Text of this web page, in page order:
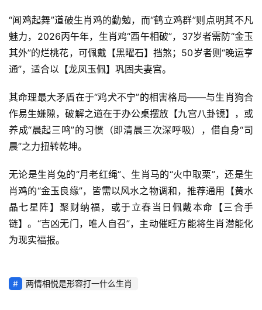
“闻鸡起舞”道破生肖鸡的勤勉，而“鹤立鸡群”则点明其不凡
魅力，2026丙午年，生肖鸡“酉午相破”，37岁者需防“金玉
其外”的烂桃花，可佩戴【黑曜石】挡煞；50岁者则“晚运亨
通”，适合以【龙凤玉佩】巩固夫妻宫。
其命理最大矛盾在于“鸡犬不宁”的相害格局——与生肖狗合
作易生嫌隙，破解之道在于办公桌摆放【九宫八卦镜】，或
养成“晨起三鸣”的习惯（即清晨三次深呼吸），借自身“司
晨”之力扭转乾坤。
无论是生肖兔的“月老红绳”、生肖马的“火中取栗”，还是生
肖鸡的“金玉良缘”，皆需以风水之物调和，推荐通用【黄水
晶七星阵】聚财纳福，或于立春当日佩戴本命【三合手
链】。“吉凶无门，唯人自召”，主动催旺方能将生肖潜能化
为现实福报。
两情相悦是形容打一什么生肖